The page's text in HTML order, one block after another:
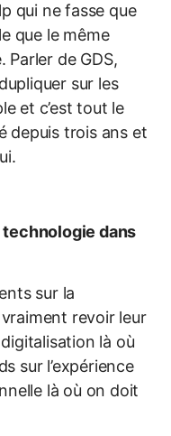
qui ne fasse que
que le même
Parler de GDS,
sur les
et c’est tout le
depuis trois ans et
technologie dans
sur la
revoir leur
là où
sur l’expérience
là où on doit